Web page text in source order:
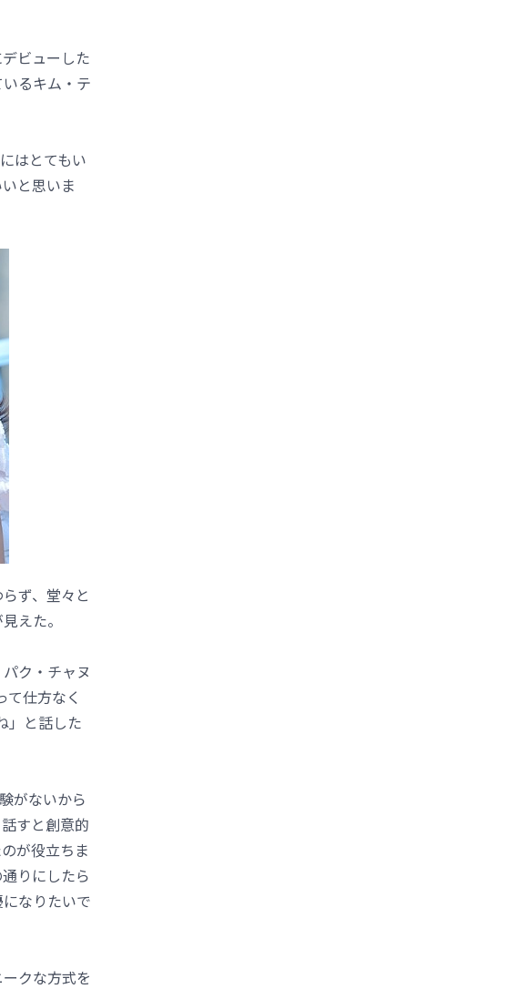
ビューした
るキム・テ
はとてもい
と思いま
ず、堂々と
えた。
ク・チャヌ
て仕方なく
」と話した
がないから
すと創意的
が役立ちま
りにしたら
なりたいで
クな方式を